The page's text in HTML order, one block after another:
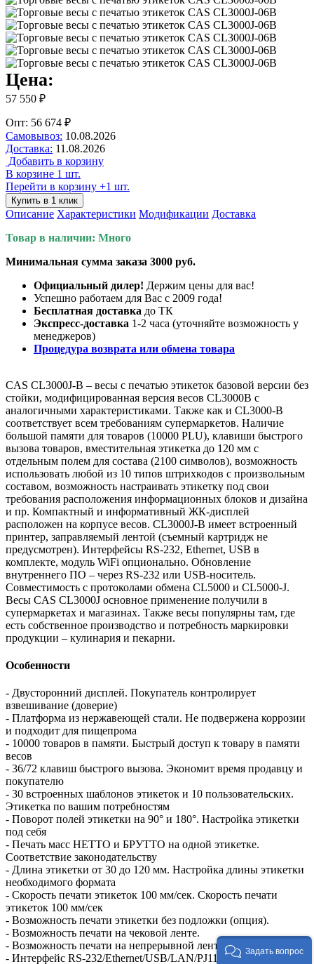
Цена:
57 550 ₽
Опт: 56 674 ₽
Самовывоз: 10.08.2026
Доставка: 11.08.2026
Добавить в корзину
В корзине 1 шт.
Перейти в корзину +1 шт.
Купить в 1 клик
Описание Характеристики Модификации Доставка
Товар в наличии: Много
Минимальная сумма заказа 3000 руб.
Официальный дилер! Держим цены для вас!
Успешно работаем для Вас с 2009 года!
Бесплатная доставка до ТК
Экспресс-доставка 1-2 часа (уточняйте возможность у
менеджеров)
Процедура возврата или обмена товара
CAS CL3000J-B – весы с печатью этикеток базовой версии без
стойки, модифицированная версия весов CL3000B с
аналогичными характеристиками. Также как и CL3000-B
соответствует всем требованиям супермаркетов. Наличие
большой памяти для товаров (10000 PLU), клавиши быстрого
вызова товаров, вместительная этикетка до 120 мм с
отдельным полем для состава (2100 символов), возможность
использовать любой из 10 типов штрихкодов с произвольным
составом, возможность настраивать этикетку под свои
требования расположения информационных блоков и дизайна
и пр. Компактный и информативный ЖК-дисплей
расположен на корпусе весов. CL3000J-B имеет встроенный
принтер, заправляемый лентой (съемный картридж не
предусмотрен). Интерфейсы RS-232, Ethernet, USB в
комплекте, модуль WiFi опционально. Обновление
внутреннего ПО – через RS-232 или USB-носитель.
Совместимость с протоколами обмена CL5000 и CL5000-J.
Весы CAS CL3000J основное применение получили в
супермаркетах и магазинах. Также весы популярны там, где
есть собственное производство и потребность маркировки
продукции – кулинария и пекарни.
Особенности
- Двусторонний дисплей. Покупатель контролирует
взвешивание (доверие)
- Платформа из нержавеющей стали. Не подвержена коррозии
и подходит для пищепрома
- 10000 товаров в памяти. Быстрый доступ к товару в памяти
весов
- 36/72 клавиш быстрого вызова. Экономит время продавцу и
покупателю
- 30 встроенных шаблонов этикеток и 10 пользовательских.
Этикетка по вашим потребностям
- Поворот полей этикетки на 90° и 180°. Настройка этикетки
под себя
- Печать масс НЕТТО и БРУТТО на одной этикетке.
Соответствие законодательству
- Длина этикетки от 30 до 120 мм. Настройка длины этикетки
необходимого формата
- Скорость печати этикеток 100 мм/сек. Скорость печати
этикеток 100 мм/сек
- Возможность печати этикетки без подложки (опция).
- Возможность печати на чековой ленте.
- Возможность печати на непрерывной ленте (опция).
- Интерфейс RS-232/Ethernet/USB/LAN/PJ11 (wi-fi опция).
Задать вопрос